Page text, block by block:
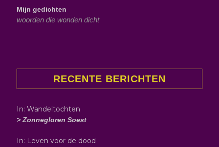
Mijn gedichten
woorden die wonden dicht
RECENTE BERICHTEN
In: Wandeltochten
> Zonnegloren Soest
In: Leven voor de dood